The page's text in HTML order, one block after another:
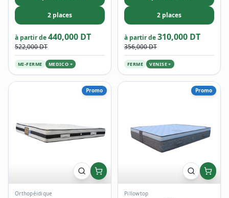
2 places
à partir de440,000 DT
522,000 DT
MI-FERME MEDICO +
2 places
à partir de310,000 DT
356,000 DT
FERME VENISE +
Promo
Orthopéidique
Promo
Pillowtop